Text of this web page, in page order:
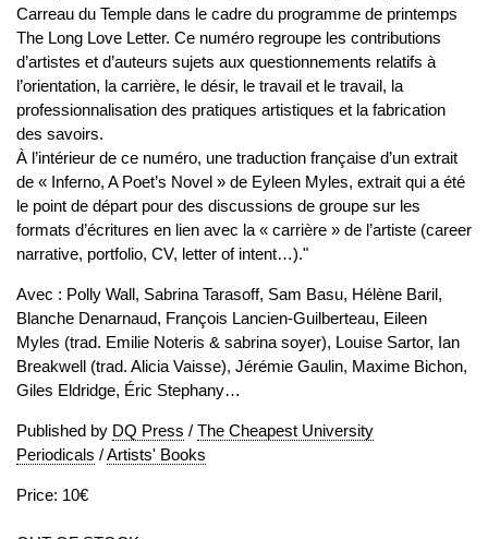
Carreau du Temple dans le cadre du programme de printemps
The Long Love Letter. Ce numéro regroupe les contributions
d’artistes et d’auteurs sujets aux questionnements relatifs à
l’orientation, la carrière, le désir, le travail et le travail, la
professionnalisation des pratiques artistiques et la fabrication
des savoirs.
À l’intérieur de ce numéro, une traduction française d’un extrait
de « Inferno, A Poet’s Novel » de Eyleen Myles, extrait qui a été
le point de départ pour des discussions de groupe sur les
formats d’écritures en lien avec la « carrière » de l’artiste (career
narrative, portfolio, CV, letter of intent…)."
Avec : Polly Wall, Sabrina Tarasoff, Sam Basu, Hélène Baril,
Blanche Denarnaud, François Lancien-Guilberteau, Eileen
Myles (trad. Emilie Noteris & sabrina soyer), Louise Sartor, Ian
Breakwell (trad. Alicia Vaisse), Jérémie Gaulin, Maxime Bichon,
Giles Eldridge, Éric Stephany…
Published by DQ Press / The Cheapest University
Periodicals /Artists' Books
Price: 10€